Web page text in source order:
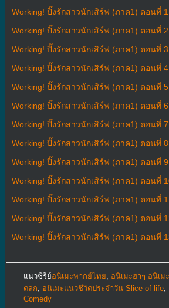
Working! ปิ๊งรักสาวนักเสิร์ฟ (ภาค1) ตอนที่
Working! ปิ๊งรักสาวนักเสิร์ฟ (ภาค1) ตอนที่
Working! ปิ๊งรักสาวนักเสิร์ฟ (ภาค1) ตอนที่
Working! ปิ๊งรักสาวนักเสิร์ฟ (ภาค1) ตอนที่
Working! ปิ๊งรักสาวนักเสิร์ฟ (ภาค1) ตอนที่
Working! ปิ๊งรักสาวนักเสิร์ฟ (ภาค1) ตอนที่
Working! ปิ๊งรักสาวนักเสิร์ฟ (ภาค1) ตอนที่
Working! ปิ๊งรักสาวนักเสิร์ฟ (ภาค1) ตอนที่
Working! ปิ๊งรักสาวนักเสิร์ฟ (ภาค1) ตอนที่
Working! ปิ๊งรักสาวนักเสิร์ฟ (ภาค1) ตอนที่
Working! ปิ๊งรักสาวนักเสิร์ฟ (ภาค1) ตอนที่
Working! ปิ๊งรักสาวนักเสิร์ฟ (ภาค1) ตอนที่
Working! ปิ๊งรักสาวนักเสิร์ฟ (ภาค1) ตอนที่
แนวซีรีย์อนิเมะพากย์ไทย
อนิเมะฮาๆ อนิเม
ตลก
อนิเมะแนวชีวิตประจําวัน Slice of life,
Comedy